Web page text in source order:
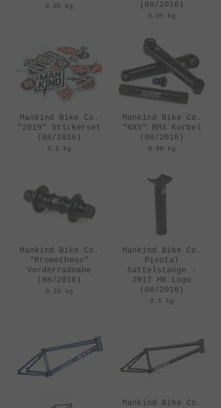
0.05 kg
(08/2016)
0.05 kg
Mankind Bike Co.
"2019" Stickerset
(08/2016)
0.2 kg
Mankind Bike Co.
"NXS" BMX Kurbel
(08/2016)
0.88 kg
Mankind Bike Co.
"Prometheus"
Vorderradnabe
(08/2016)
0.26 kg
Mankind Bike Co.
Pivotal
Sattelstange -
2017 MK Logo
(08/2016)
0.1 kg
Mankind Bike Co.